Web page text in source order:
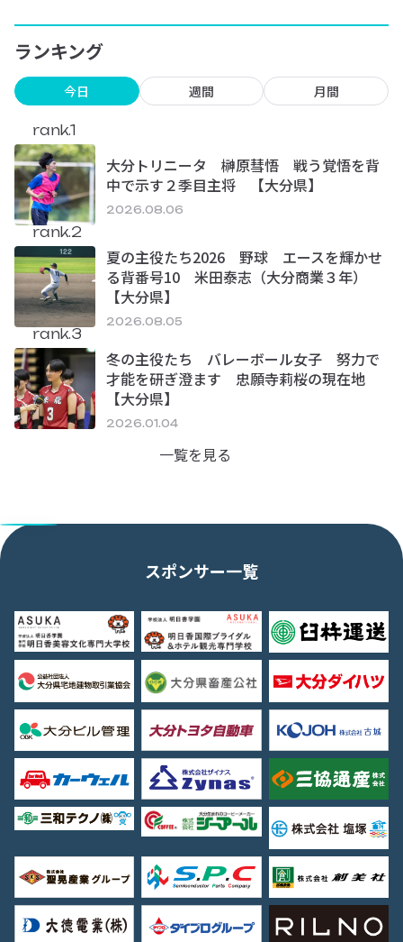
ランキング
今日 週間 月間
rank.1
大分トリニータ 榊原彗悟 戦う覚悟を背
中で示す２季目主将 【大分県】
2026.08.06
rank.2
夏の主役たち2026 野球 エースを輝かせ
る背番号10 米田泰志（大分商業３年）
【大分県】
2026.08.05
rank.3
冬の主役たち バレーボール女子 努力で
才能を研ぎ澄ます 忠願寺莉桜の現在地
【大分県】
2026.01.04
一覧を見る
スポンサー一覧